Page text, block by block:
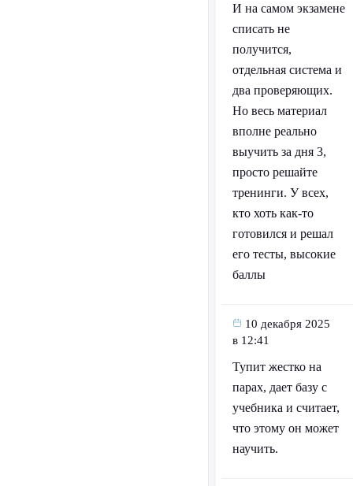
И на самом экзамене
списать не
получится,
отдельная система и
два проверяющих.
Но весь материал
вполне реально
выучить за дня 3,
просто решайте
тренинги. У всех,
кто хоть как-то
готовился и решал
его тесты, высокие
баллы
10 декабря 2025
в 12:41
Тупит жестко на
парах, дает базу с
учебника и считает,
что этому он может
научить.